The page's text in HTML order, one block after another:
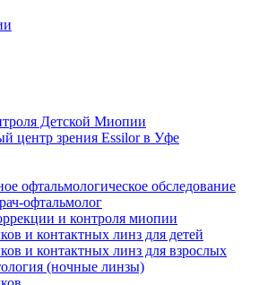
Детской Миопии
центр зрения Essilor в Уфе
офтальмологическое обследование
офтальмолог
и контроля миопии
и контактных линз для детей
и контактных линз для взрослых
(ночные линзы)